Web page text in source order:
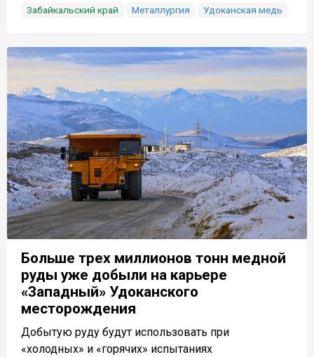
Забайкальский край
Металлургия Удоканская медь
Больше трех миллионов тонн медной
руды уже добыли на карьере
«Западный» Удоканского
месторождения
Добытую руду будут использовать при
«холодных» и «горячих» испытаниях